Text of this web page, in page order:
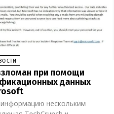
при помощи
данных
нескольким